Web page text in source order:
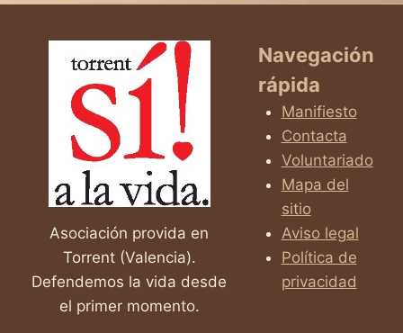
Asociación provida en
Torrent (Valencia).
Defendemos la vida desde
el primer momento.
Navegación
rápida
Manifiesto
Contacta
Voluntariado
Mapa del
sitio
Aviso legal
Política de
privacidad